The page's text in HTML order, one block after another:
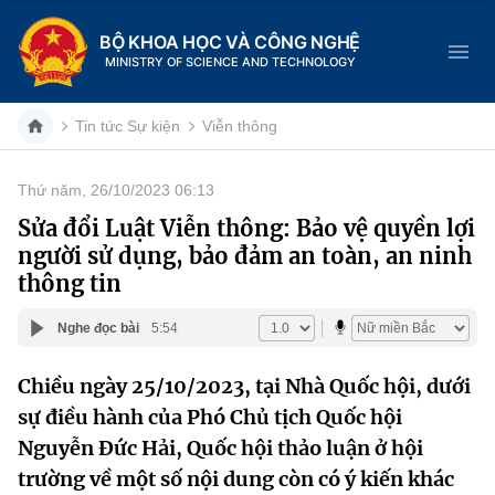
BỘ KHOA HỌC VÀ CÔNG NGHỆ
MINISTRY OF SCIENCE AND TECHNOLOGY
Danh mục
Trang chủ
Cơ cấu tổ chức
Lịch sử phát triển
Khoa học và Công nghệ
Đổi mới sáng tạo
Dịch vụ công
Hệ thống văn bản
Tin tức Sự kiện Viễn thông
Thứ năm, 26/10/2023 06:13
Sửa đổi Luật Viễn thông: Bảo vệ quyền lợi
người sử dụng, bảo đảm an toàn, an ninh
thông tin
Nghe đọc bài 5:54
Chiều ngày 25/10/2023, tại Nhà Quốc hội, dưới
sự điều hành của Phó Chủ tịch Quốc hội
Nguyễn Đức Hải, Quốc hội thảo luận ở hội
trường về một số nội dung còn có ý kiến khác